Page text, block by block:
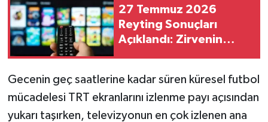
27 Temmuz 2026
Reyting Sonuçları
Açıklandı: Zirvenin
Gecenin geç saatlerine kadar süren küresel futbol
mücadelesi TRT ekranlarını izlenme payı açısından
yukarı taşırken, televizyonun en çok izlenen ana